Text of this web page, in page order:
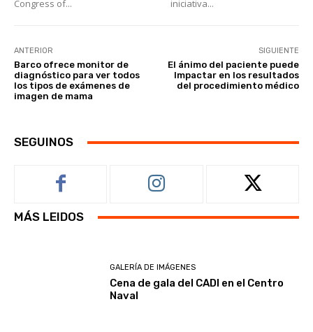
Congress of...
iniciativa...
ANTERIOR
Barco ofrece monitor de
diagnóstico para ver todos
los tipos de exámenes de
imagen de mama
SIGUIENTE
El ánimo del paciente puede
Impactar en los resultados
del procedimiento médico
SEGUINOS
MÁS LEIDOS
GALERÍA DE IMÁGENES
Cena de gala del CADI en el Centro
Naval